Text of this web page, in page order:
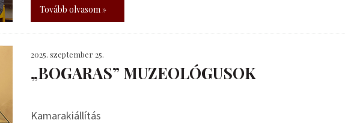
Tovább olvasom »
2025. szeptember 25.
„BOGARAS” MUZEOLÓGUSOK
Kamarakiállítás